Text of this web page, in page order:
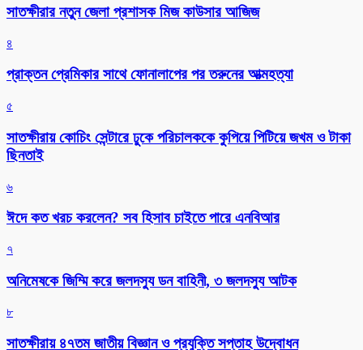
সাতক্ষীরার নতুন জেলা প্রশাসক মিজ কাউসার আজিজ
৪
প্রাক্তন প্রেমিকার সাথে ফোনালাপের পর তরুনের আত্মহত্যা
৫
সাতক্ষীরায় কোচিং সেন্টারে ঢুকে পরিচালককে কুপিয়ে পিটিয়ে জখম ও টাকা
ছিনতাই
৬
ঈদে কত খরচ করলেন? সব হিসাব চাইতে পারে এনবিআর
৭
অনিমেষকে জিম্মি করে জলদস্যু ডন বাহিনী, ৩ জলদস্যু আটক
৮
সাতক্ষীরায় ৪৭তম জাতীয় বিজ্ঞান ও প্রযুক্তি সপ্তাহ উদ্বোধন